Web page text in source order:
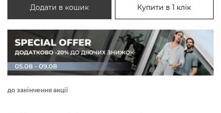
Додати в кошик Купити в 1 клік
до закінчення акції